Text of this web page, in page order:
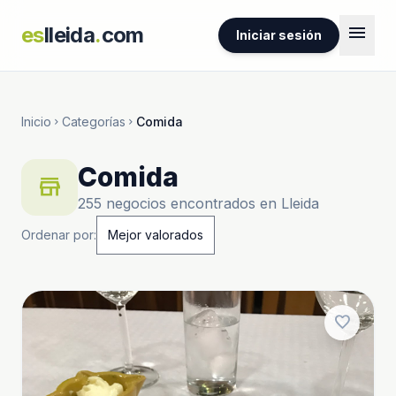
eslleida.com Iniciar sesión menu
Inicio chevron_right Categorías chevron_right Comida
store Comida
255 negocios encontrados en Lleida
Ordenar por:
favorite